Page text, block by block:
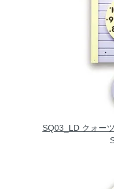
SQ03_LD クォー